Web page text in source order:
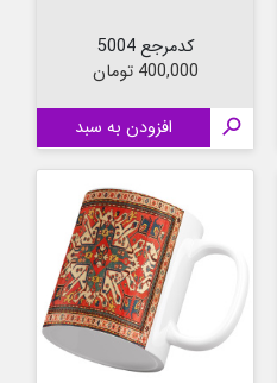
کدمرجع 5004
قیمت
400,000 تومان
 افزودن به سبد